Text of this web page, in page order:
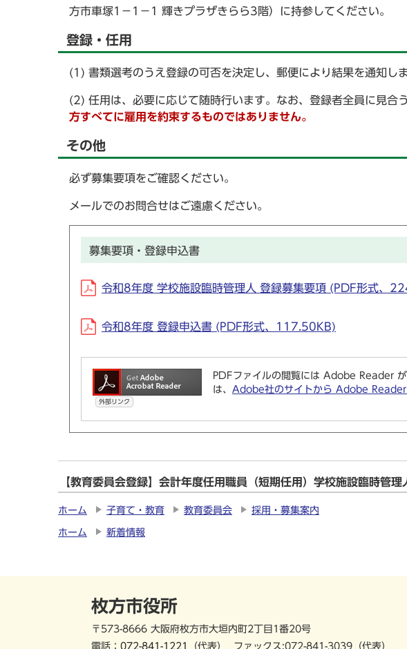
方市車塚1－1－1 輝きプラザきらら3階）に持参してください。
登録・任用
(1) 書類選考のうえ登録の可否を決定し、郵便により結果を通知しま
(2) 任用は、必要に応じて随時行います。なお、登録者全員に見合
方すべてに雇用を約束するものではありません。
その他
必ず募集要項をご確認ください。
メールでのお問合せはご遠慮ください。
募集要項・登録申込書
令和8年度 学校施設臨時管理人 登録募集要項 (PDF形式、
令和8年度 登録申込書 (PDF形式、117.50KB)
外部リンク
PDFファイルの閲覧には Adobe Reader
は、 Adobe社のサイトから Adobe Reader
【教育委員会登録】会計年度任用職員（短期任用）学校施設臨時管
ホーム 子育て・教育 教育委員会 採用・募集案内
ホーム 新着情報
枚方市役所
〒573-8666 大阪府枚方市大垣内町2丁目1番20号
電話： 072-841-1221 （代表） ファックス:072-841-3039（代表）